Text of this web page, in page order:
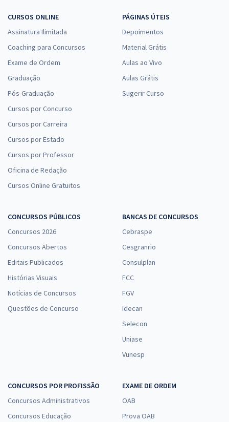
CURSOS ONLINE
Assinatura Ilimitada
Coaching para Concursos
Exame de Ordem
Graduação
Pós-Graduação
Cursos por Concurso
Cursos por Carreira
Cursos por Estado
Cursos por Professor
Oficina de Redação
Cursos Online Gratuitos
PÁGINAS ÚTEIS
Depoimentos
Material Grátis
Aulas ao Vivo
Aulas Grátis
Sugerir Curso
CONCURSOS PÚBLICOS
Concursos 2026
Concursos Abertos
Editais Publicados
Histórias Visuais
Notícias de Concursos
Questões de Concurso
BANCAS DE CONCURSOS
Cebraspe
Cesgranrio
Consulplan
FCC
FGV
Idecan
Selecon
Uniase
Vunesp
CONCURSOS POR PROFISSÃO
Concursos Administrativos
Concursos Educação
EXAME DE ORDEM
OAB
Prova OAB